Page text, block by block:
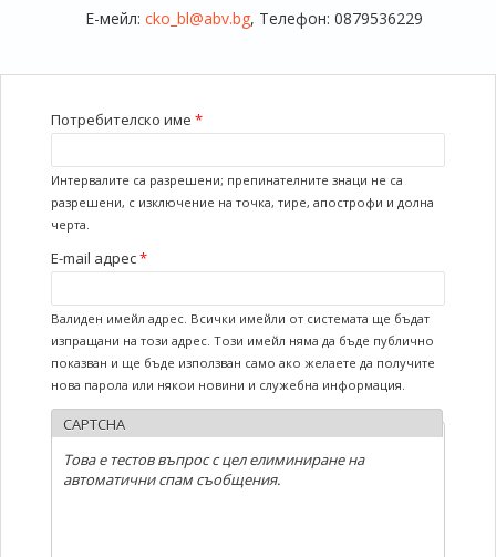
Е-мейл: cko_bl@abv.bg, Телефон: 0879536229
ВИЕ СТЕ ТУК
Потребителско име *
Интервалите са разрешени; препинателните знаци не са
разрешени, с изключение на точка, тире, апострофи и долна
черта.
E-mail адрес*
Валиден имейл адрес. Всички имейли от системата ще бъдат
изпращани на този адрес. Този имейл няма да бъде публично
показван и ще бъде използван само ако желаете да получите
нова парола или някои новини и служебна информация.
CAPTCHA
Това е тестов въпрос с цел елиминиране на
автоматични спам съобщения.